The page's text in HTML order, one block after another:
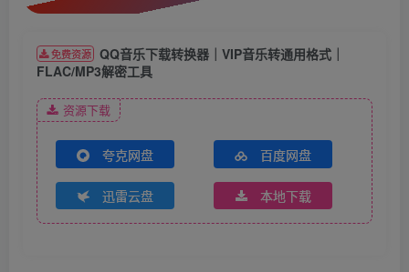
免费资源 QQ音乐下载转换器｜VIP音乐转通用格式｜
FLAC/MP3解密工具
资源下载
夸克网盘 百度网盘
迅雷云盘 本地下载